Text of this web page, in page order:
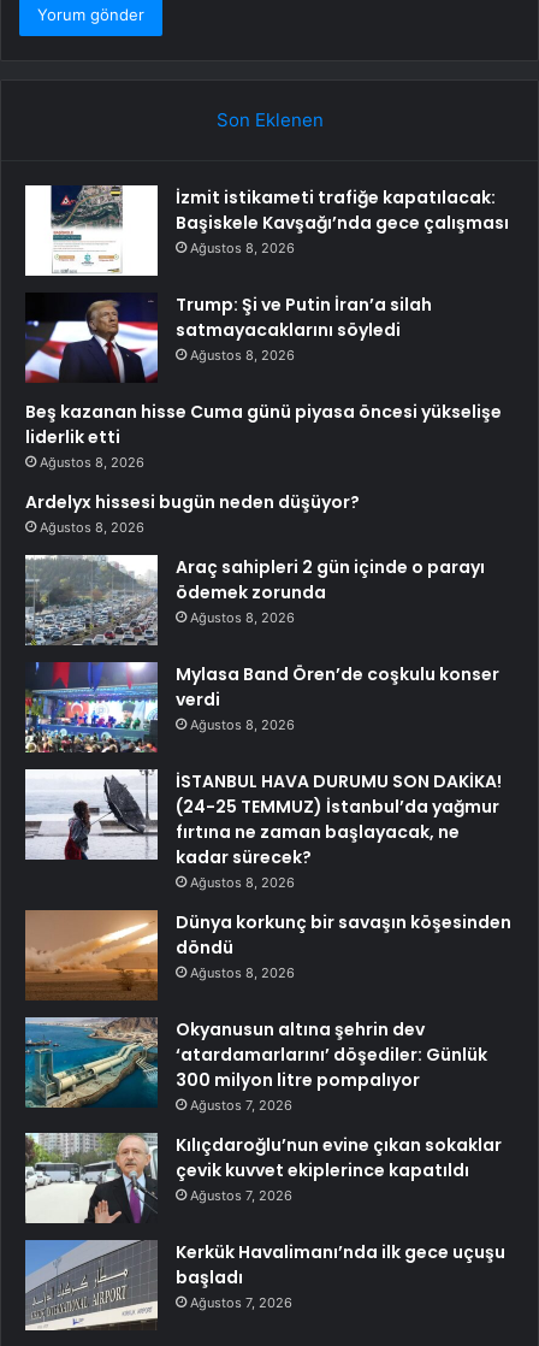
Son Eklenen
İzmit istikameti trafiğe kapatılacak:
Başiskele Kavşağı’nda gece çalışması
Ağustos 8, 2026
Trump: Şi ve Putin İran’a silah
satmayacaklarını söyledi
Ağustos 8, 2026
Beş kazanan hisse Cuma günü piyasa öncesi yükselişe
liderlik etti
Ağustos 8, 2026
Ardelyx hissesi bugün neden düşüyor?
Ağustos 8, 2026
Araç sahipleri 2 gün içinde o parayı
ödemek zorunda
Ağustos 8, 2026
Mylasa Band Ören’de coşkulu konser
verdi
Ağustos 8, 2026
İSTANBUL HAVA DURUMU SON DAKİKA!
(24-25 TEMMUZ) İstanbul’da yağmur
fırtına ne zaman başlayacak, ne
kadar sürecek?
Ağustos 8, 2026
Dünya korkunç bir savaşın köşesinden
döndü
Ağustos 8, 2026
Okyanusun altına şehrin dev
‘atardamarlarını’ döşediler: Günlük
300 milyon litre pompalıyor
Ağustos 7, 2026
Kılıçdaroğlu’nun evine çıkan sokaklar
çevik kuvvet ekiplerince kapatıldı
Ağustos 7, 2026
Kerkük Havalimanı’nda ilk gece uçuşu
başladı
Ağustos 7, 2026